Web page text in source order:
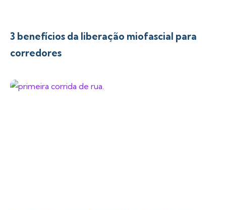
3 benefícios da liberação miofascial para
corredores